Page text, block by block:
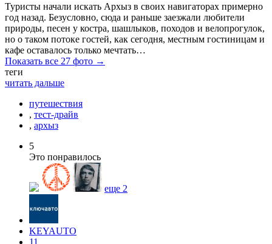
Туристы начали искать Архыз в своих навигаторах примерно
год назад. Безусловно, сюда и раньше заезжали любители
природы, песен у костра, шашлыков, походов и велопрогулок,
но о таком потоке гостей, как сегодня, местным гостиницам и
кафе оставалось только мечтать…
Показать все 27 фото →
теги
читать дальше
путешествия
, тест-драйв
, архыз
5
Это понравилось
еще 2
KEYAUTO
11